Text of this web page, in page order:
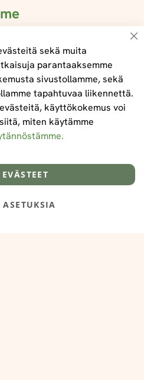
Tilaa
Toimitus- ja maksuehdot
sekä muita
parantaaksemme
sivustollamme, sekä
tapahtuvaa liikennettä.
käyttökokemus voi
miten käytämme